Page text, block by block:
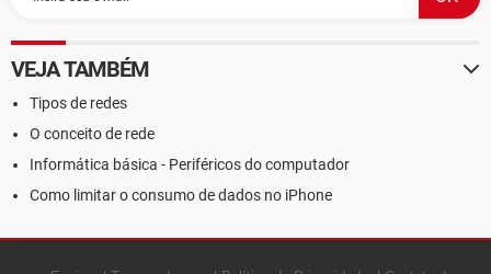
VEJA TAMBÉM
Tipos de redes
O conceito de rede
Informática básica - Periféricos do computador
Como limitar o consumo de dados no iPhone